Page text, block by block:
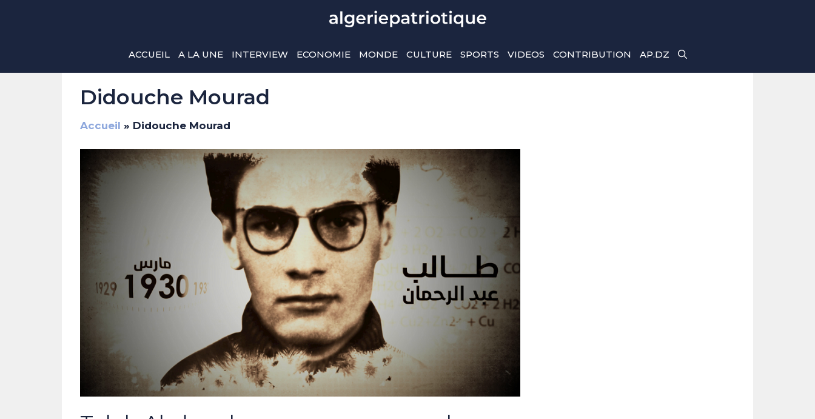
ACCUEIL A LA UNE INTERVIEW ECONOMIE MONDE CULTURE SPORTS VIDEOS CONTRIBUTION AP.DZ
Didouche Mourad
Accueil » Didouche Mourad